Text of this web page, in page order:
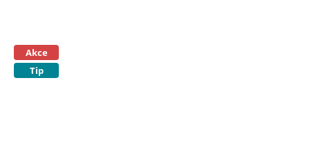
Akce
Tip